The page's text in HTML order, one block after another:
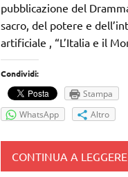
pubblicazione del
sacro, del potere e
artificiale , “L’Italia e il
Condividi:
Stampa
WhatsApp
Altro
CONTINUA A LEGGERE